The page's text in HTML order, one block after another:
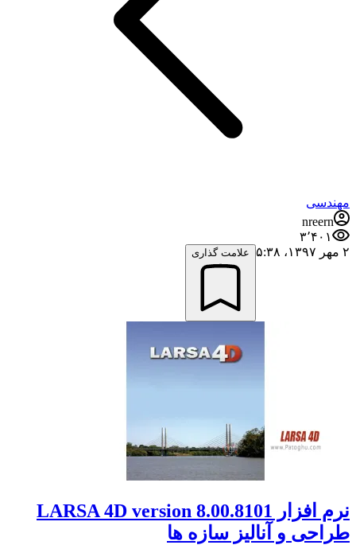
مهندسی
nreern
۳٬۴۰۱
۲ مهر ۱۳۹۷،‏ ۵:۳۸
علامت گذاری
نرم افزار LARSA 4D version 8.00.8101
طراحی و آنالیز سازه ها